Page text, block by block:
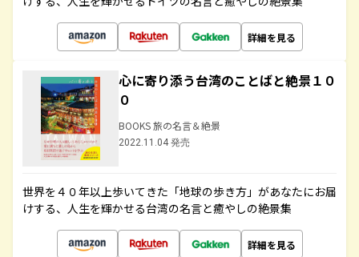
詳細を見る
心に寄り添う台湾のことばと絶景１０
０
BOOKS 旅の名言＆絶景
2022.11.04 発売
世界を４０年以上歩いてきた「地球の歩き方」があなたにお届
けする、人生を輝かせる台湾の名言と癒やしの絶景集
詳細を見る